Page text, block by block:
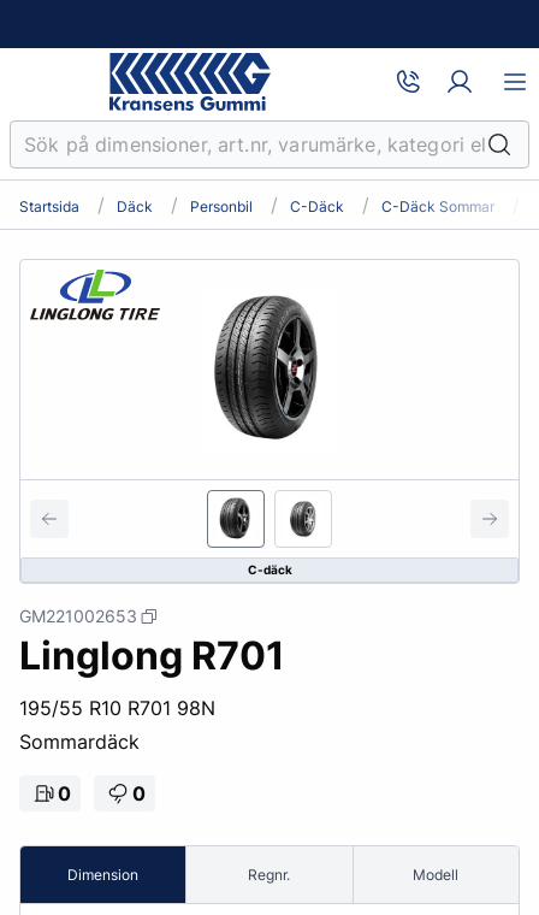
Startsida Däck Personbil C-Däck C-Däck Sommar
C-däck
GM221002653
Linglong R701
195/55 R10 R701 98N
Sommardäck
0 0
Dimension Regnr. Modell